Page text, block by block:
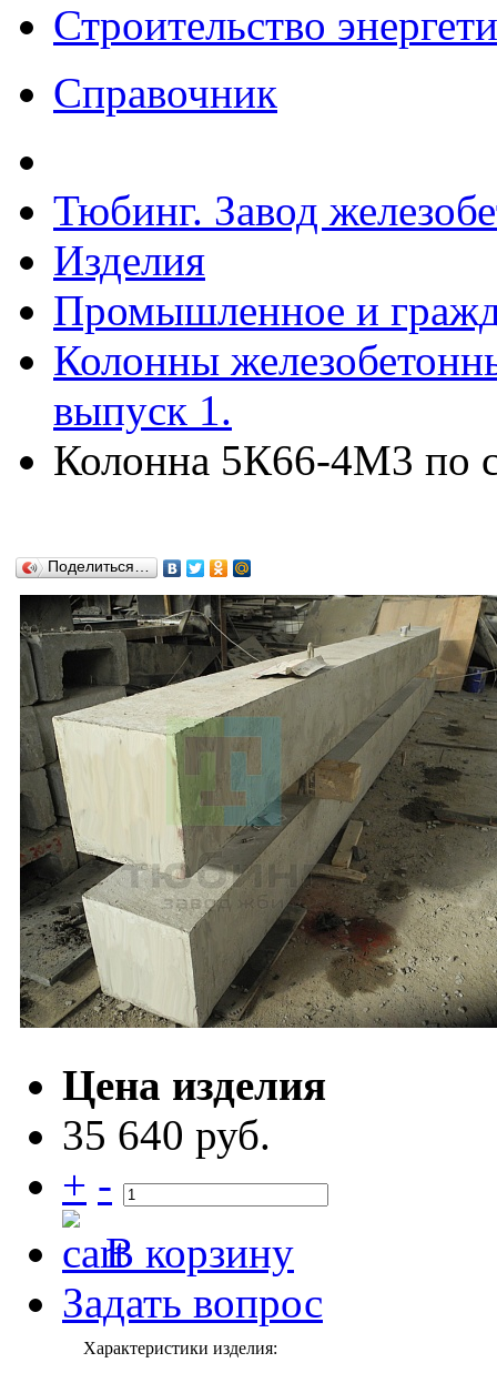
Строительство
Справочник
Тюбинг. Завод
Изделия
Промышленное и
Колонны
выпуск 1.
Колонна 5К66-4М3 по
Поделиться…
Цена изделия
35 640 руб.
+ -
В корзину
Задать вопрос
Характеристики изделия: